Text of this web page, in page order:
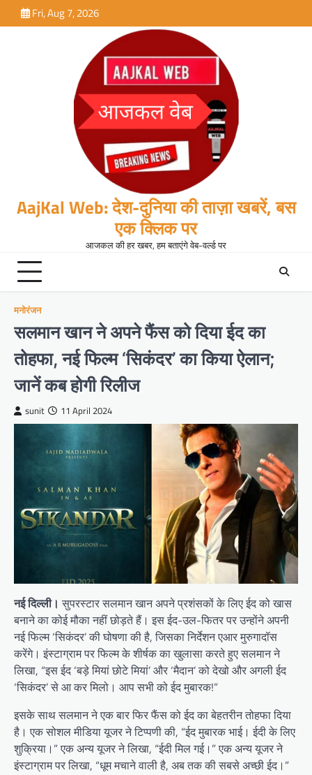
to
Fri, Aug 7, 2026
AajKal Web: देश-दुनिया की ताज़ा खबरें, बस
एक क्लिक पर
आजकल की हर खबर, हम बताएंगे वेब-वर्ल्ड पर
मनोरंजन
सलमान खान ने अपने फैंस को दिया ईद का
तोहफा, नई फिल्म ‘सिकंदर’ का किया ऐलान;
जानें कब होगी रिलीज
sunit 11 April 2024
नई दिल्ली। सुपरस्टार सलमान खान अपने प्रशंसकों के लिए ईद को खास
बनाने का कोई मौका नहीं छोड़ते हैं। इस ईद-उल-फितर पर उन्होंने अपनी
नई फिल्म ‘सिकंदर’ की घोषणा की है, जिसका निर्देशन एआर मुरुगादॉस
करेंगे। इंस्टाग्राम पर फिल्म के शीर्षक का खुलासा करते हुए सलमान ने
लिखा, “इस ईद ‘बड़े मियां छोटे मियां’ और ‘मैदान’ को देखो और अगली ईद
‘सिकंदर’ से आ कर मिलो। आप सभी को ईद मुबारक!”
इसके साथ सलमान ने एक बार फिर फैंस को ईद का बेहतरीन तोहफा दिया
है। एक सोशल मीडिया यूजर ने टिप्पणी की, “ईद मुबारक भाई। ईदी के लिए
शुक्रिया।” एक अन्य यूजर ने लिखा, “ईदी मिल गई।” एक अन्य यूजर ने
इंस्टाग्राम पर लिखा, “धूम मचाने वाली है, अब तक की सबसे अच्छी ईद।”